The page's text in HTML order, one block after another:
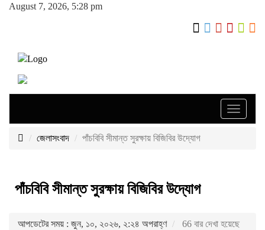
August 7, 2026, 5:28 pm
Toggle
জেলাসংবাদ
পাঁচবিবি সীমান্ত সুরক্ষায় বিজিবির উদ্যোগ
পাঁচবিবি সীমান্ত সুরক্ষায় বিজিবির উদ্যোগ
আপডেটের সময় : জুন, ১০, ২০২৬, ২:২৪ অপরাহ্ণ 66 বার দেখা হয়েছে